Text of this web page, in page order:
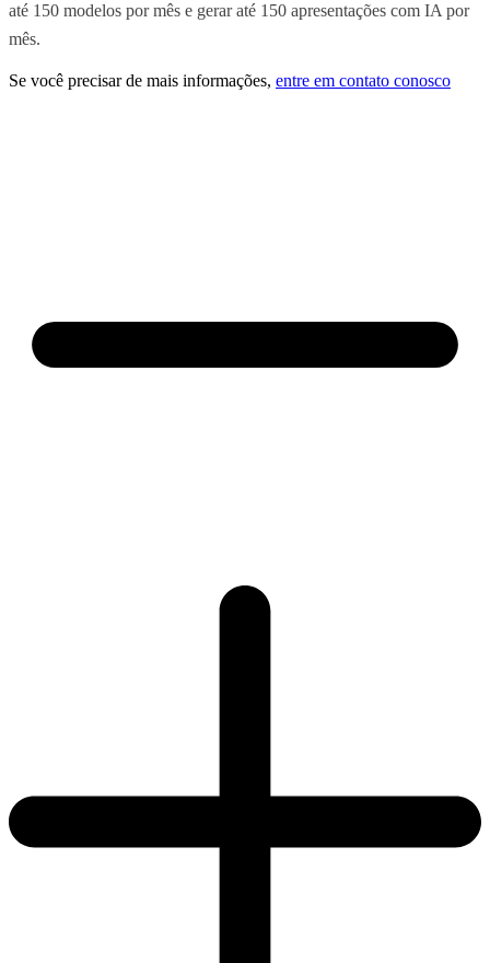
até 150 modelos por mês e gerar até 150 apresentações com IA por
mês.
Se você precisar de mais informações, entre em contato conosco